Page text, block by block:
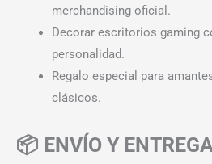
merchandising oficial.
Decorar escritorios gaming
personalidad.
Regalo especial para
clásicos.
📦 ENVÍO Y